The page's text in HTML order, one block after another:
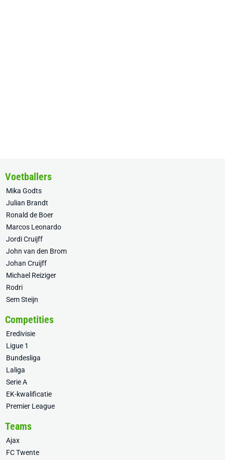
Voetballers
Mika Godts
Julian Brandt
Ronald de Boer
Marcos Leonardo
Jordi Cruijff
John van den Brom
Johan Cruijff
Michael Reiziger
Rodri
Sem Steijn
Competities
Eredivisie
Ligue 1
Bundesliga
Laliga
Serie A
EK-kwalificatie
Premier League
Teams
Ajax
FC Twente